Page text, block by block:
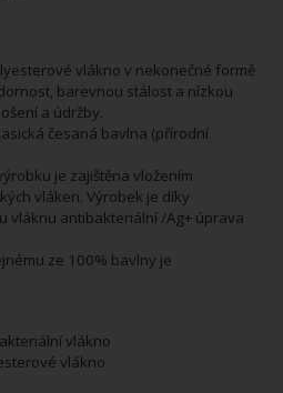
vlákno v nekonečné formě
barevnou stálost a nízkou
a údržby.
česaná bavlna (přírodní
je zajištěna vložením
vláken. Výrobek je díky
vláknu antibakteriální /Ag+ úprava
ze 100% bavlny je
vlákno
vlákno